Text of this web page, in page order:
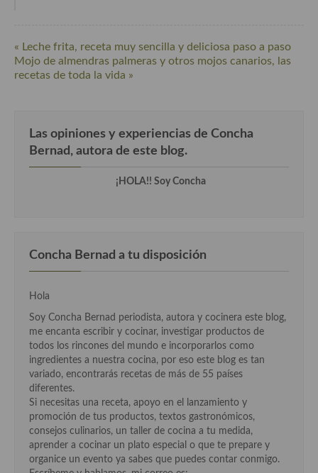
Cocina portuguesa
Cocina Rusa
Cocina Suiza
« Leche frita, receta muy sencilla y deliciosa paso a paso
Mojo de almendras palmeras y otros mojos canarios, las
recetas de toda la vida »
Las opiniones y experiencias de Concha
Bernad, autora de este blog.
¡HOLA!! Soy Concha
Concha Bernad a tu disposición
Hola
Soy Concha Bernad periodista, autora y cocinera este blog,
me encanta escribir y cocinar, investigar productos de
todos los rincones del mundo e incorporarlos como
ingredientes a nuestra cocina, por eso este blog es tan
variado, encontrarás recetas de más de 55 países
diferentes.
Si necesitas una receta, apoyo en el lanzamiento y
promoción de tus productos, textos gastronómicos,
consejos culinarios, un taller de cocina a tu medida,
aprender a cocinar un plato especial o que te prepare y
organice un evento ya sabes que puedes contar conmigo.